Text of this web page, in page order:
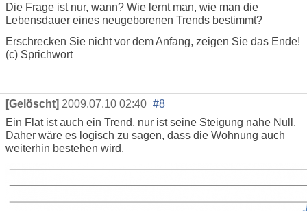
Die Frage ist nur, wann? Wie lernt man, wie man die
Lebensdauer eines neugeborenen Trends bestimmt?
Erschrecken Sie nicht vor dem Anfang, zeigen Sie das Ende!
(c) Sprichwort
[Gelöscht] 2009.07.10 02:40 #8
Ein Flat ist auch ein Trend, nur ist seine Steigung nahe Null.
Daher wäre es logisch zu sagen, dass die Wohnung auch
weiterhin bestehen wird.